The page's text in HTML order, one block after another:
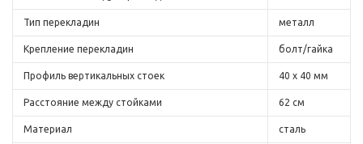
Тип перекладин металл
Крепление перекладин болт/гайка
Профиль вертикальных стоек 40 х 40 мм
Расстояние между стойками 62 см
Материал сталь